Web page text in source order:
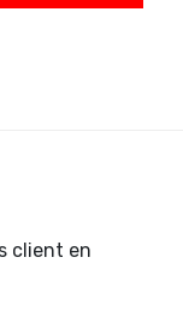
client en